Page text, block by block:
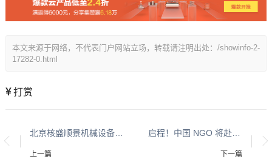
本文来源于网络，不代表门户网站立场，转载请注明出处：/showinfo-2-
17282-0.html
打赏
北京核盛顺景机械设备有限公司
上一篇
启程！中国 NGO 将赴联合国主办 HLPF 官方边会 以标准化方案助力全球可持续发展
下一篇